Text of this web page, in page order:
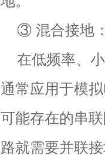
③ 混合接地
在低频率、
通常应用于模
可能存在的串
路就需要并联